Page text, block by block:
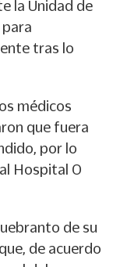
la Unidad de
tras lo
médicos
que fuera
por lo
Hospital O
de su
de acuerdo